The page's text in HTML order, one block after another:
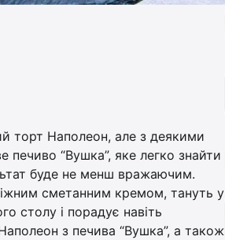
торт Наполеон, але з деякими
“Вушка”, яке легко знайти
буде не менш вражаючим.
сметанним кремом, тануть у
столу і порадує навіть
з печива “Вушка”, а також